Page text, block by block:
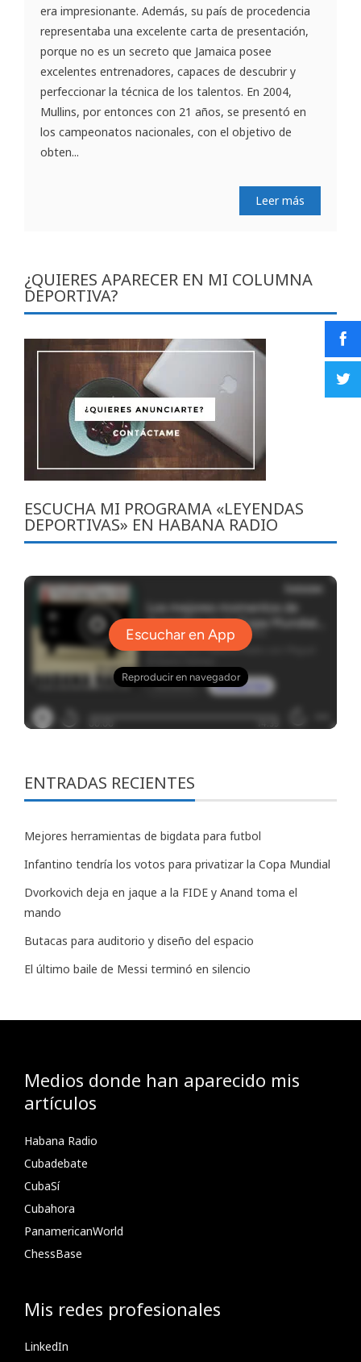
era impresionante. Además, su país de procedencia
representaba una excelente carta de presentación,
porque no es un secreto que Jamaica posee
excelentes entrenadores, capaces de descubrir y
perfeccionar la técnica de los talentos. En 2004,
Mullins, por entonces con 21 años, se presentó en
los campeonatos nacionales, con el objetivo de
obten...
Leer más
¿QUIERES APARECER EN MI COLUMNA
DEPORTIVA?
ESCUCHA MI PROGRAMA «LEYENDAS
DEPORTIVAS» EN HABANA RADIO
ENTRADAS RECIENTES
Mejores herramientas de bigdata para futbol
Infantino tendría los votos para privatizar la Copa Mundial
Dvorkovich deja en jaque a la FIDE y Anand toma el
mando
Butacas para auditorio y diseño del espacio
El último baile de Messi terminó en silencio
Medios donde han aparecido mis
artículos
Habana Radio
Cubadebate
CubaSí
Cubahora
PanamericanWorld
ChessBase
Mis redes profesionales
LinkedIn